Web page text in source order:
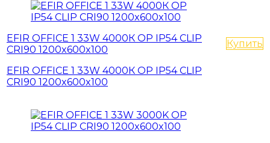
EFIR OFFICE 1 33W 4000К OP IP54 CLIP
CRI90 1200x600x100
EFIR OFFICE 1 33W 4000К OP IP54 CLIP
CRI90 1200x600x100
Купить